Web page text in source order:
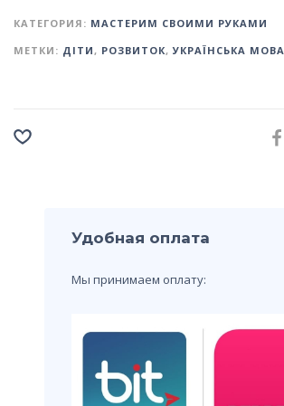
КАТЕГОРИЯ: МАСТЕРИМ СВОИМИ РУКАМИ
МЕТКИ: ДІТИ , РОЗВИТОК,УКРАЇНСЬКА МОВА
Удобная оплата
Мы принимаем оплату: